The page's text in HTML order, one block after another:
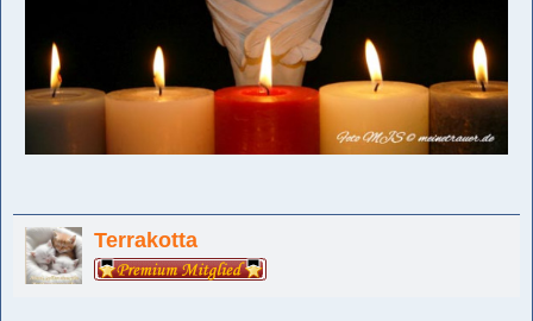
Terrakotta